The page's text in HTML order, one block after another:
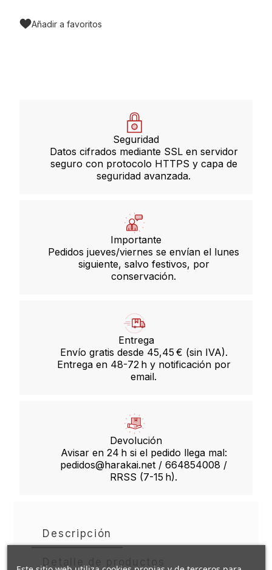
Añadir a favoritos
Seguridad
Datos cifrados mediante SSL en servidor
seguro con protocolo HTTPS y capa de
seguridad avanzada.
Importante
Pedidos jueves/viernes se envían el lunes
siguiente, salvo festivos, por
conservación.
Entrega
Envío gratis desde 45,45 € (sin IVA).
Entrega en 48-72 h y notificación por
email.
Devolución
Avisar en 24 h si el pedido llega mal:
pedidos@harakai.net / 664854008 /
RRSS (7-15 h).
Descripción